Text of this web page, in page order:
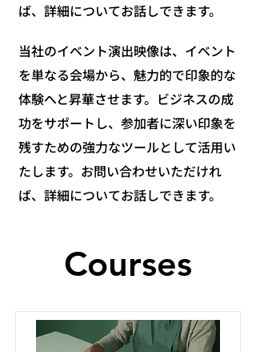
ば、詳細についてお話しできます。
当社のイベント演出映像は、イベント
を単なる会場から、魅力的で印象的な
体験へと昇華させます。ビジネスの成
功をサポートし、参加者に深い印象を
残すための強力なツールとして活用い
たします。お問い合わせいただけれ
ば、詳細についてお話しできます。
Courses